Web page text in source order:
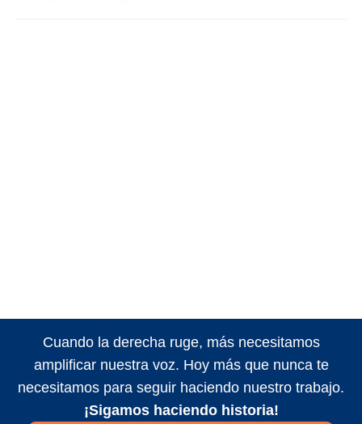
Cuando la derecha ruge, más necesitamos
amplificar nuestra voz. Hoy más que nunca te
necesitamos para seguir haciendo nuestro trabajo.
¡Sigamos haciendo historia!